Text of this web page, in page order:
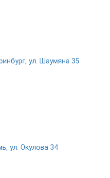
ул. Шаумяна 35
ул. Окулова 34